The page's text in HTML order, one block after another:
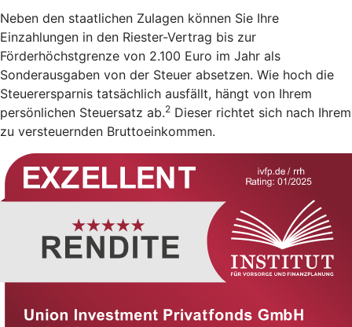
Neben den staatlichen Zulagen können Sie Ihre
Einzahlungen in den Riester-Vertrag bis zur
Förderhöchstgrenze von 2.100 Euro im Jahr als
Sonderausgaben von der Steuer absetzen. Wie hoch die
Steuerersparnis tatsächlich ausfällt, hängt von Ihrem
persönlichen Steuersatz ab.2 Dieser richtet sich nach Ihrem
zu versteuernden Bruttoeinkommen.